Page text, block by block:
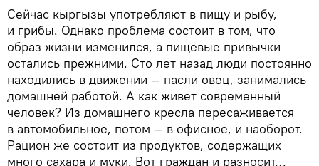
Сейчас кыргызы употребляют в пищу и рыбу,
и грибы. Однако проблема состоит в том, что
образ жизни изменился, а пищевые привычки
остались прежними. Сто лет назад люди постоянно
находились в движении — пасли овец, занимались
домашней работой. А как живет современный
человек? Из домашнего кресла пересаживается
в автомобильное, потом — в офисное, и наоборот.
Рацион же состоит из продуктов, содержащих
много сахара и муки. Вот граждан и разносит…